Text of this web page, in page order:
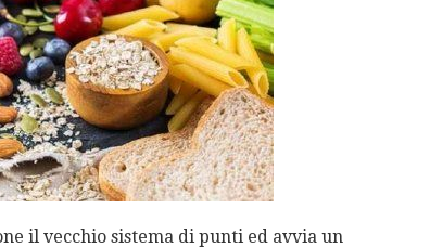
il vecchio sistema di punti ed avvia un